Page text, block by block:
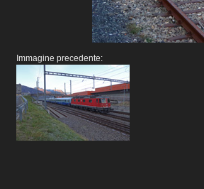
Immagine precedente: